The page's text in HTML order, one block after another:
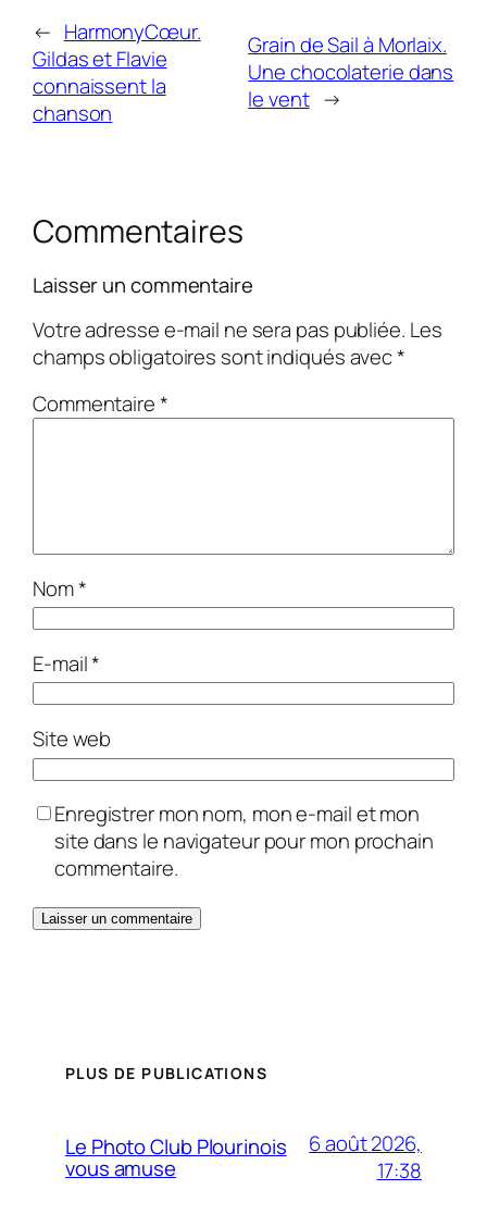
← HarmonyCœur.
Gildas et Flavie
connaissent la
chanson
Grain de Sail à Morlaix.
Une chocolaterie dans
le vent →
Commentaires
Laisser un commentaire
Votre adresse e-mail ne sera pas publiée. Les
champs obligatoires sont indiqués avec*
Commentaire*
Nom*
E-mail*
Site web
Enregistrer mon nom, mon e-mail et mon
site dans le navigateur pour mon prochain
commentaire.
PLUS DE PUBLICATIONS
Le Photo Club Plourinois
vous amuse
6 août 2026,
17:38